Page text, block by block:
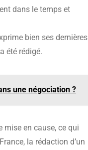
dans le temps et
bien ses dernières
été rédigé.
une négociation ?
mise en cause, ce qui
la rédaction d’un